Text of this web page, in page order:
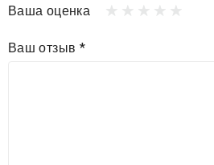
Ваша оценка
Ваш отзыв *